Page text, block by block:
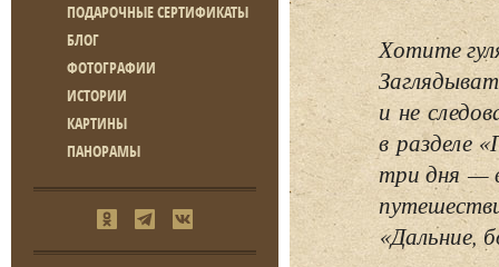
ПОДАРОЧНЫЕ СЕРТИФИКАТЫ
БЛОГ
ФОТОГРАФИИ
ИСТОРИИ
КАРТИНЫ
ПАНОРАМЫ
Хотите
и не
в разделе
три дня —
«Дальние,